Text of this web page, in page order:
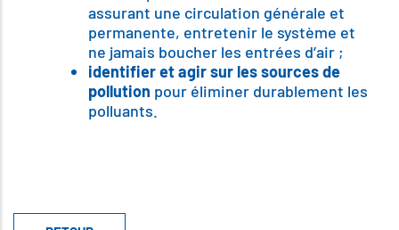
assurant une circulation générale et
permanente, entretenir le système et
ne jamais boucher les entrées d’air ;
identifier et agir sur les sources de
pollution pour éliminer durablement les
polluants.